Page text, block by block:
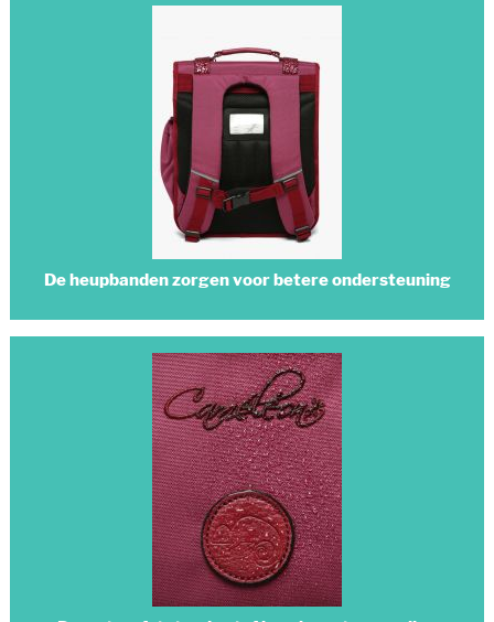
De heupbanden zorgen voor betere ondersteuning